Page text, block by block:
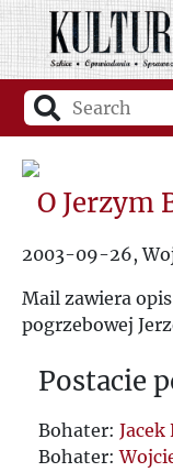
O Jerzym
2003-09-26,
Mail zawiera
pogrzebowej
Postacie
Bohater: Jacek
Bohater: